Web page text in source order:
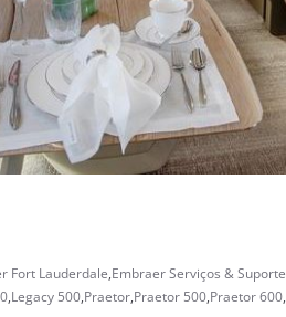
Fort Lauderdale,Embraer Serviços & Suporte
,Legacy 500,Praetor,Praetor 500,Praetor 600,